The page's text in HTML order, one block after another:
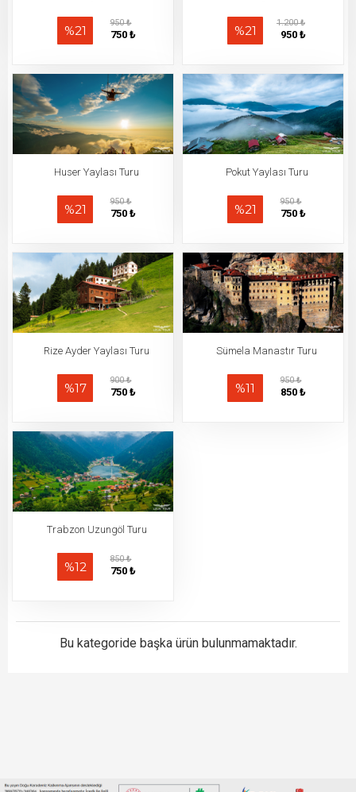
%21
950 ₺
750 ₺ %21
1.200 ₺
950 ₺
Huser Yaylası Turu
%21
950 ₺
750 ₺
Pokut Yaylası Turu
%21
950 ₺
750 ₺
Rize Ayder Yaylası Turu
%17
900 ₺
750 ₺
Sümela Manastır Turu
%11
950 ₺
850 ₺
Trabzon Uzungöl Turu
%12
850 ₺
750 ₺
Bu kategoride başka ürün bulunmamaktadır.